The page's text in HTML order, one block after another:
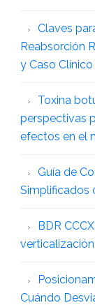
Claves
Reabsorción
y Caso Clínico
Toxina
perspectivas
efectos en el
Guía de
Simplificados
BDR
Cuándo